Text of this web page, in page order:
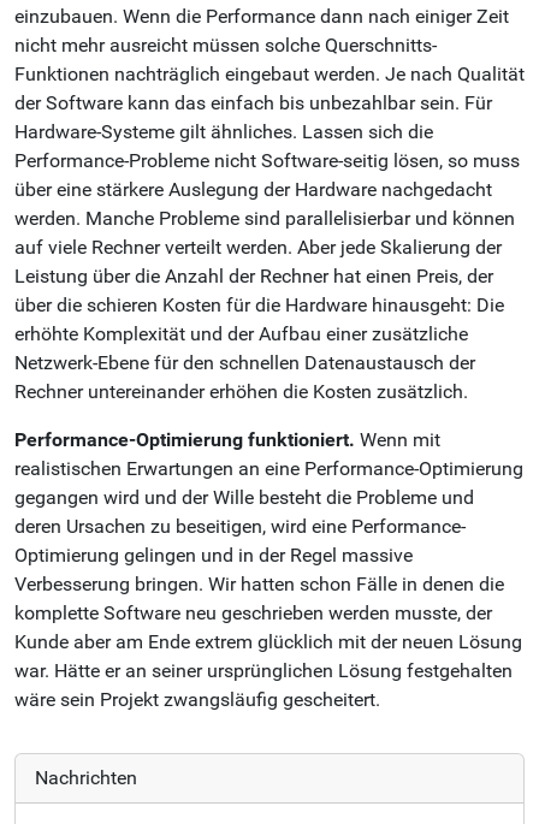
einzubauen. Wenn die Performance dann nach einiger Zeit
nicht mehr ausreicht müssen solche Querschnitts-
Funktionen nachträglich eingebaut werden. Je nach Qualität
der Software kann das einfach bis unbezahlbar sein. Für
Hardware-Systeme gilt ähnliches. Lassen sich die
Performance-Probleme nicht Software-seitig lösen, so muss
über eine stärkere Auslegung der Hardware nachgedacht
werden. Manche Probleme sind parallelisierbar und können
auf viele Rechner verteilt werden. Aber jede Skalierung der
Leistung über die Anzahl der Rechner hat einen Preis, der
über die schieren Kosten für die Hardware hinausgeht: Die
erhöhte Komplexität und der Aufbau einer zusätzliche
Netzwerk-Ebene für den schnellen Datenaustausch der
Rechner untereinander erhöhen die Kosten zusätzlich.
Performance-Optimierung funktioniert. Wenn mit
realistischen Erwartungen an eine Performance-Optimierung
gegangen wird und der Wille besteht die Probleme und
deren Ursachen zu beseitigen, wird eine Performance-
Optimierung gelingen und in der Regel massive
Verbesserung bringen. Wir hatten schon Fälle in denen die
komplette Software neu geschrieben werden musste, der
Kunde aber am Ende extrem glücklich mit der neuen Lösung
war. Hätte er an seiner ursprünglichen Lösung festgehalten
wäre sein Projekt zwangsläufig gescheitert.
Nachrichten